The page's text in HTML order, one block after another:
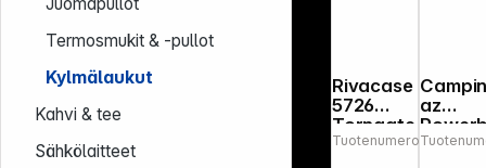
Termosmukit & -pullot
Kylmälaukut
Kahvi & tee
Sähkölaitteet
Rivacase
5726
Torngate
Cooler
Tuotenumero:549971
az
x Plus